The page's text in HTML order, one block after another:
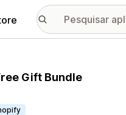
Gift Bundle